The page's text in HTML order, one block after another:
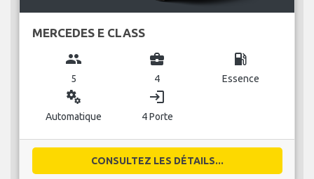
MERCEDES E CLASS
group
5
business_center
4
local_gas_station
Essence
miscellaneous_services
Automatique
login
4 Porte
CONSULTEZ LES DÉTAILS...